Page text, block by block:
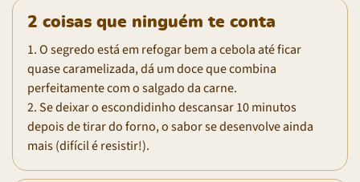
2 coisas que ninguém te conta
1. O segredo está em refogar bem a cebola até ficar
quase caramelizada, dá um doce que combina
perfeitamente com o salgado da carne.
2. Se deixar o escondidinho descansar 10 minutos
depois de tirar do forno, o sabor se desenvolve ainda
mais (difícil é resistir!).